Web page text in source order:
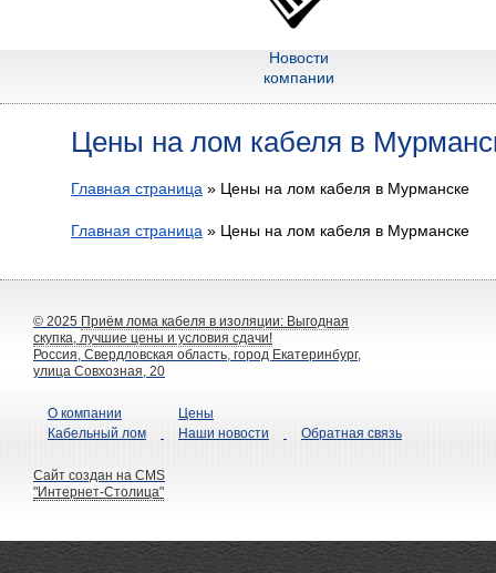
Новости
компании
Цены на лом кабеля в
Главная страница » Цены на лом кабеля в Мурманске
Главная страница » Цены на лом кабеля в Мурманске
© 2025 Приём лома кабеля в изоляции: Выгодная
скупка, лучшие цены и условия сдачи!
Россия, Свердловская область, город Екатеринбург,
улица Совхозная, 20
О компании
Кабельный лом
Цены
Наши новости
Обратная связь
Сайт создан на CMS
"Интернет-Столица"